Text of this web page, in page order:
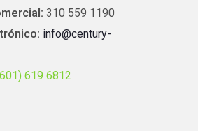
310 559 1190
info@century-
619 6812